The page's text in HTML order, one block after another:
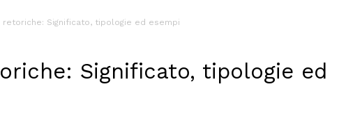
retoriche: Significato, tipologie ed esempi
Significato, tipologie ed